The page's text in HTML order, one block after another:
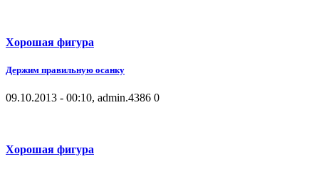
Хорошая фигура
Держим правильную осанку
09.10.2013 - 00:10, admin.4386 0
Хорошая фигура